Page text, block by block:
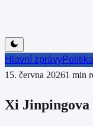
Hlavní zprávyPolitika
15. června 20261 min
Xi